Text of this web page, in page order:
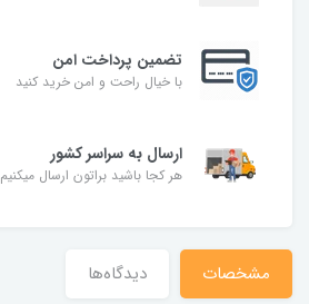
تضمین پرداخت امن
با خیال راحت و امن خرید کنید
ارسال به سراسر کشور
هر کجا باشید براتون ارسال میکنیم
مشخصات دیدگاه‌ها